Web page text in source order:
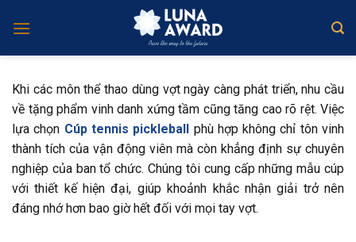
Khi các môn thể thao dùng vợt ngày càng phát triển, nhu cầu
về tặng phẩm vinh danh xứng tầm cũng tăng cao rõ rệt. Việc
lựa chọn Cúp tennis pickleball phù hợp không chỉ tôn vinh
thành tích của vận động viên mà còn khẳng định sự chuyên
nghiệp của ban tổ chức. Chúng tôi cung cấp những mẫu cúp
với thiết kế hiện đại, giúp khoảnh khắc nhận giải trở nên
đáng nhớ hơn bao giờ hết đối với mọi tay vợt.